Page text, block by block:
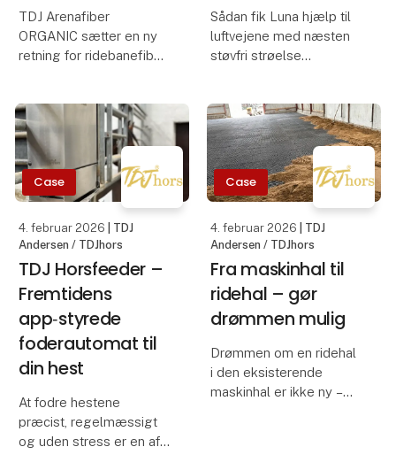
TDJ Arenafiber
ORGANIC sætter en ny
retning for ridebanefiber.
dette det eneste
ridebanefiberprodukt, vi
fremover arbejder med.
TDJ Arenafiber
Sådan fik Luna hjælp til
luftvejene med næsten
støvfri strøelse
længe været en
udfordring at skabe en
stald, hvor hendes
12‑årige hoppe Luna
kunne trives uden
Case
4. februar 2026
| TDJ
Andersen / TDJhors
TDJ Horsfeeder –
Fremtidens
app‑styrede
foderautomat til
din hest
At fodre hestene
præcist, regelmæssigt
og uden stress er en af
Case
4. februar 2026
| TDJ
Andersen / TDJhors
Fra maskinhal til
ridehal – gør
drømmen mulig
Drømmen om en ridehal
i den eksisterende
maskinhal er ikke ny –